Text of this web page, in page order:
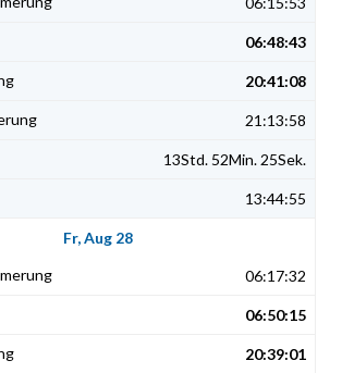
06:48:43
20:41:08
21:13:58
13Std. 52Min. 25Sek.
13:44:55
Fr, Aug 28
06:17:32
06:50:15
20:39:01